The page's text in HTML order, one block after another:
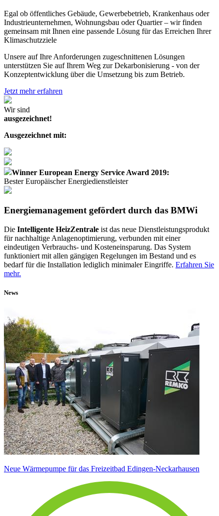
Egal ob öffentliches Gebäude, Gewerbebetrieb, Krankenhaus oder
Industrieunternehmen, Wohnungsbau oder Quartier – wir finden
gemeinsam mit Ihnen eine passende Lösung für das Erreichen Ihrer
Klimaschutzziele
Unsere auf Ihre Anforderungen zugeschnittenen Lösungen
unterstützen Sie auf Ihrem Weg zur Dekarbonisierung - von der
Konzeptentwicklung über die Umsetzung bis zum Betrieb.
Jetzt mehr erfahren
Wir sind
ausgezeichnet!
Ausgezeichnet mit:
Winner European Energy Service Award 2019:
Bester Europäischer Energiedienstleister
Energiemanagement gefördert durch das BMWi
Die Intelligente HeizZentrale ist das neue Dienstleistungsprodukt
für nachhaltige Anlagenoptimierung, verbunden mit einer
eindeutigen Verbrauchs- und Kosteneinsparung. Das System
funktioniert mit allen gängigen Regelungen im Bestand und es
bedarf für die Installation lediglich minimaler Eingriffe. Erfahren Sie
mehr.
News
Neue Wärmepumpe für das Freizeitbad Edingen-Neckarhausen